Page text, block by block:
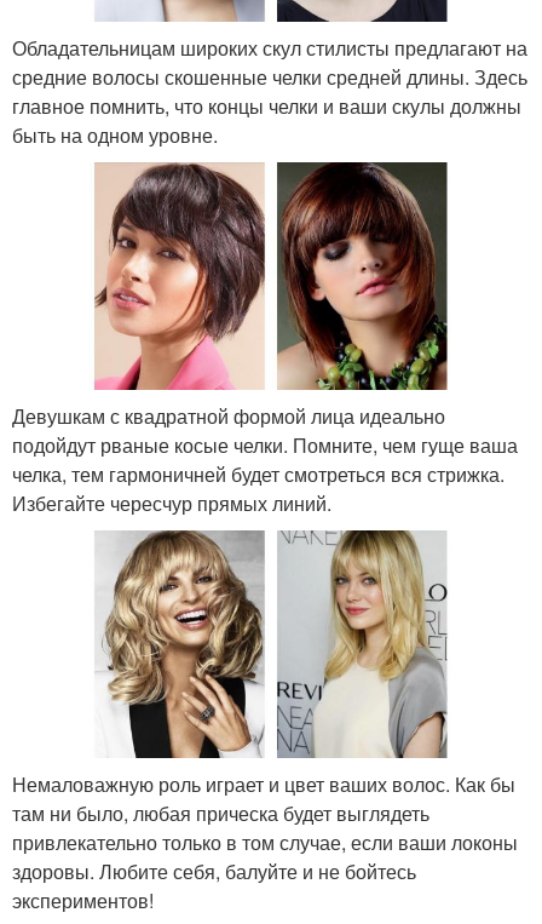
Обладательницам широких скул стилисты предлагают на
средние волосы скошенные челки средней длины. Здесь
главное помнить, что концы челки и ваши скулы должны
быть на одном уровне.
Девушкам с квадратной формой лица идеально
подойдут рваные косые челки. Помните, чем гуще ваша
челка, тем гармоничней будет смотреться вся стрижка.
Избегайте чересчур прямых линий.
Немаловажную роль играет и цвет ваших волос. Как бы
там ни было, любая прическа будет выглядеть
привлекательно только в том случае, если ваши локоны
здоровы. Любите себя, балуйте и не бойтесь
экспериментов!